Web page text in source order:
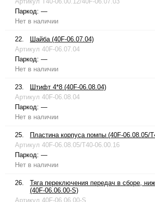
Паркод: —
Нет в наличии
22.
Шайба (40F-06.07.04)
Артикул 40F-06.07.04
Паркод: —
Нет в наличии
23.
Штифт 4*8 (40F-06.08.04)
Артикул 40F-06.08.04
Паркод: —
Нет в наличии
25.
Пластина корпуса помпы (40F-06.08.05/
Артикул 40F-06.08.05/T40-06.00.16
Паркод: —
Нет в наличии
26.
Тяга переключения передач в сборе,
(40F-06.06.00-S)
Артикул 40F-06.06.00-S